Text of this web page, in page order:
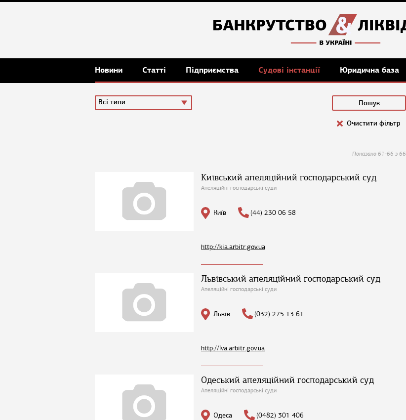
Новини Статті Підприємства Судові інстанції Юридична база
Всі типи
Очистити фільтр
Показано 61-66 з 66
Київський апеляційний господарський суд
Апеляційні господарські суди
Київ (44) 230 06 58
http://kia.arbitr.gov.ua
Львівський апеляційний господарський суд
Апеляційні господарські суди
Львів (032) 275 13 61
http://lva.arbitr.gov.ua
Одеський апеляційний господарський суд
Апеляційні господарські суди
Одеса (0482) 301 406